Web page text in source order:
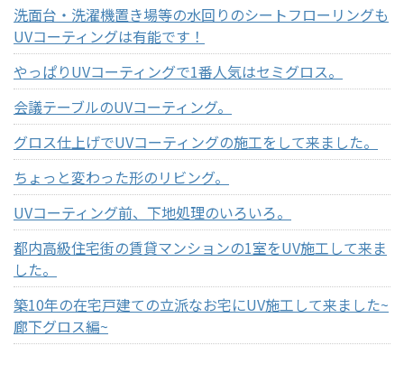
洗面台・洗濯機置き場等の水回りのシートフローリングも
UVコーティングは有能です！
やっぱりUVコーティングで1番人気はセミグロス。
会議テーブルのUVコーティング。
グロス仕上げでUVコーティングの施工をして来ました。
ちょっと変わった形のリビング。
UVコーティング前、下地処理のいろいろ。
都内高級住宅街の賃貸マンションの1室をUV施工して来ま
した。
築10年の在宅戸建ての立派なお宅にUV施工して来ました~
廊下グロス編~